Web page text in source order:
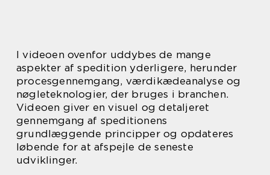
I videoen ovenfor uddybes de mange
aspekter af spedition yderligere, herunder
procesgennemgang, værdikædeanalyse og
nøgleteknologier, der bruges i branchen.
Videoen giver en visuel og detaljeret
gennemgang af speditionens
grundlæggende principper og opdateres
løbende for at afspejle de seneste
udviklinger.